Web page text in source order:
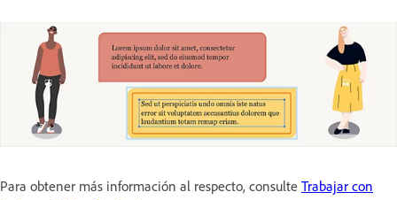
Para obtener más información al respecto, consulte Trabajar con